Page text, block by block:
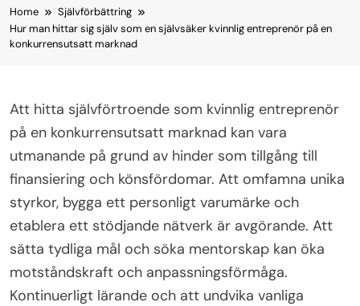
to
content
Home
Självförbättring
Hur man hittar sig själv som en självsäker kvinnlig entreprenör på en
konkurrensutsatt marknad
Att hitta självförtroende som kvinnlig entreprenör
på en konkurrensutsatt marknad kan vara
utmanande på grund av hinder som tillgång till
finansiering och könsfördomar. Att omfamna unika
styrkor, bygga ett personligt varumärke och
etablera ett stödjande nätverk är avgörande. Att
sätta tydliga mål och söka mentorskap kan öka
motståndskraft och anpassningsförmåga.
Kontinuerligt lärande och att undvika vanliga